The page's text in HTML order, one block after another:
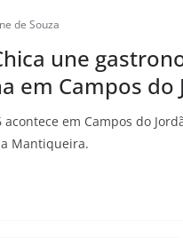
de Souza
une
em Campos do
em Campos do
Mantiqueira.